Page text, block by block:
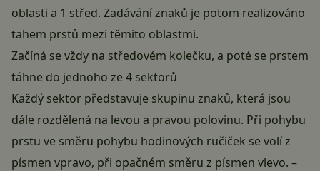
oblasti a 1 střed. Zadávání znaků je potom realizováno
tahem prstů mezi těmito oblastmi.
Začíná se vždy na středovém kolečku, a poté se prstem
táhne do jednoho ze 4 sektorů
Každý sektor představuje skupinu znaků, která jsou
dále rozdělená na levou a pravou polovinu. Při pohybu
prstu ve směru pohybu hodinových ručiček se volí z
písmen vpravo, při opačném směru z písmen vlevo. –